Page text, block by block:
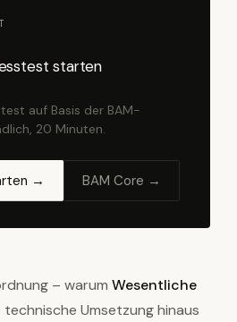
starten
auf Basis der BAM-
20 Minuten.
→ BAM Core →
– warum Wesentliche
Umsetzung hinaus